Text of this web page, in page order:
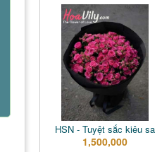
HSN - Tuyệt sắc kiêu sa
1,500,000